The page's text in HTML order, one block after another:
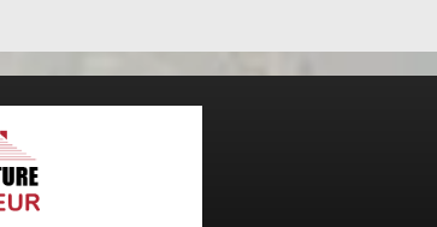
fenêtre de toit 1272 à
de façon à ce que
en œuvre pour vous